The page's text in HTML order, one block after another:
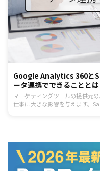
Google Analytics 360と
ータ連携でできることとは
マーケティングツールの提供元
仕事に大きな影響を与えます。